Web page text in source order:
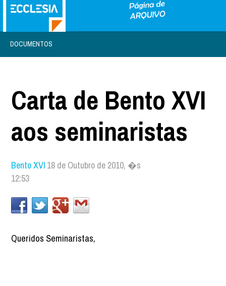
DOCUMENTOS
Carta de Bento XVI
aos seminaristas
Bento XVI 18 de Outubro de 2010, �s
12:53
Queridos Seminaristas,